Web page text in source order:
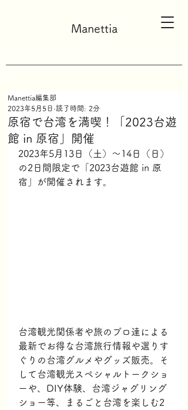
Manettia
原宿で台湾を満喫！「2023台遊
館 in 原宿」開催
Manettia編集部
2023年5月5日 読了時間: 2分
2023年5月13日（土）～14日（日）
の2日間限定で「2023台遊館 in 原
宿」が開催されます。
台湾観光関係者や旅のプロ達による
最新でお得な台湾旅行情報や選りす
ぐりの台湾グルメやグッズ販売。そ
して台湾観光スペシャルトークショ
ーや、DIY体験、台湾ジャグリング
ショー等、まるごと台湾を楽しむ2